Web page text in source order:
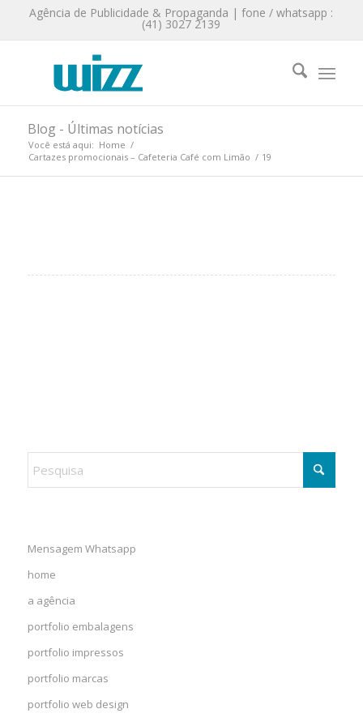
Agência de Publicidade & Propaganda | fone / whatsapp :
(41) 3027 2139
Blog - Últimas notícias
Você está aqui: Home /
Cartazes promocionais – Cafeteria Café com Limão / 19
Mensagem Whatsapp
home
a agência
portfolio embalagens
portfolio impressos
portfolio marcas
portfolio web design